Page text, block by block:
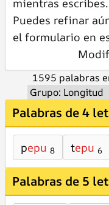
mientras escribes.
Puedes refinar
el formulario en
1595 palabras
Palabras de 4
pepu 8 tepu 6
Palabras de 5